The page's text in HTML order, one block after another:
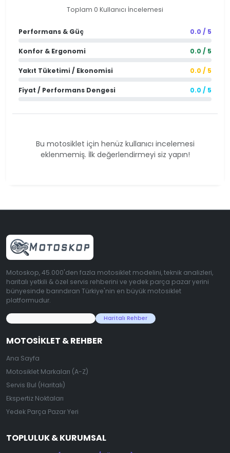
Toplam 0 Kullanıcı İncelemesi
Performans & Güç 0.0 / 5
Konfor & Ergonomi 0.0 / 5
Yakıt Tüketimi / Ekonomisi 0.0 / 5
Fiyat / Performans Dengesi 0.0 / 5
Bu motosiklet için henüz kullanıcı incelemesi
eklenmemiş. İlk değerlendirmeyi siz yapın!
Motoskop, 45.000'den fazla motosiklet modelini, teknik analizleri,
haritalı yetkili & özel servis rehberini ve yedek parça pazar yerini
bünyesinde barındıran Türkiye'nin en büyük motosiklet
platformudur.
Haritalı Rehber
MOTOSIKLET & REHBER
Ana Sayfa
Motosiklet Markaları (A-Z)
Servis Bul (Haritalı)
Ekspertiz Noktaları
Yedek Parça Pazar Yeri
TOPLULUK & KURUMSAL